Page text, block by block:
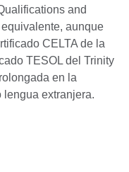
and
aunque
CELTA de la
TESOL del Trinity
en la
extranjera.